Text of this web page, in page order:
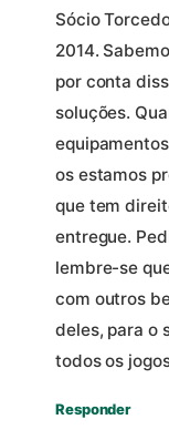
Sócio
2014.
por conta
soluções.
os estamos
que tem
entregue.
lembre-se
com outros
deles, para o
todos os
Responder